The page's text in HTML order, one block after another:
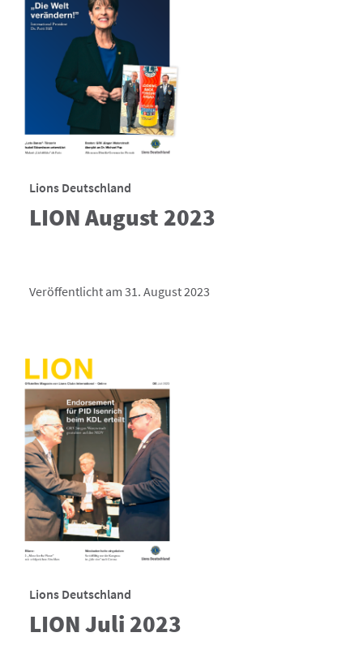
Lions Deutschland
LION August 2023
Veröffentlicht am 31. August 2023
Lions Deutschland
LION Juli 2023